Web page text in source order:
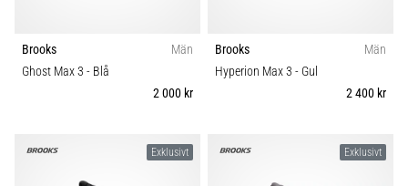
Brooks
Män
Ghost Max 3 - Blå
2 000 kr
Brooks
Män
Hyperion Max 3 - Gul
2 400 kr
Exklusivt Exklusivt